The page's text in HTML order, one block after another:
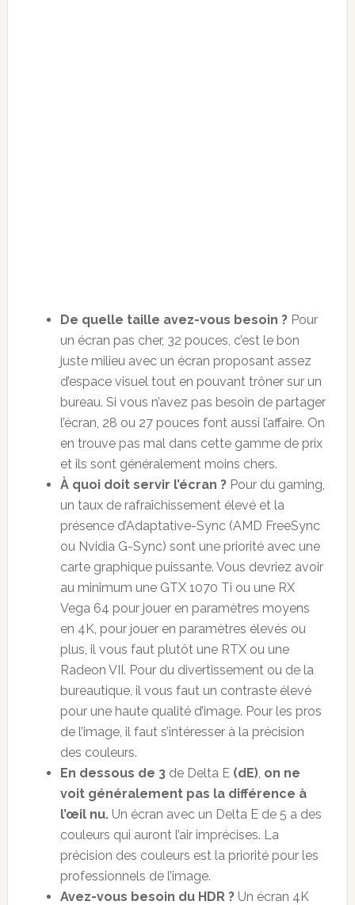
De quelle taille avez-vous besoin ? Pour
un écran pas cher, 32 pouces, c’est le bon
juste milieu avec un écran proposant assez
d’espace visuel tout en pouvant trôner sur un
bureau. Si vous n’avez pas besoin de partager
l’écran, 28 ou 27 pouces font aussi l’affaire. On
en trouve pas mal dans cette gamme de prix
et ils sont généralement moins chers.
À quoi doit servir l’écran ?Pour du gaming,
un taux de rafraîchissement élevé et la
présence d’Adaptative-Sync (AMD FreeSync
ou Nvidia G-Sync) sont une priorité avec une
carte graphique puissante. Vous devriez avoir
au minimum une GTX 1070 Ti ou une RX
Vega 64 pour jouer en paramètres moyens
en 4K, pour jouer en paramètres élevés ou
plus, il vous faut plutôt une RTX ou une
Radeon VII. Pour du divertissement ou de la
bureautique, il vous faut un contraste élevé
pour une haute qualité d’image. Pour les pros
de l’image, il faut s’intéresser à la précision
des couleurs.
En dessous de 3 de Delta E(dE), on ne
voit généralement pas la différence à
l’œil nu.Un écran avec un Delta E de 5 a des
couleurs qui auront l’air imprécises. La
précision des couleurs est la priorité pour les
professionnels de l’image.
Avez-vous besoin du HDR ?Un écran 4K